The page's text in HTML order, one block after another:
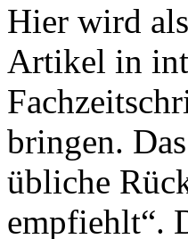
Hier wird
Artikel in
bringen.
übliche
empfiehlt“.